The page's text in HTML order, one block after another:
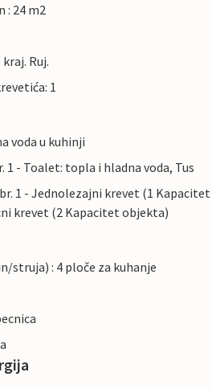
: 24 m2
Ruj.
1
voda u kuhinji
1 - Toalet: topla i hladna voda, Tus
1 - Jednolezajni krevet (1 Kapacitet
krevet (2 Kapacitet objekta)
struja) : 4 ploče za kuhanje